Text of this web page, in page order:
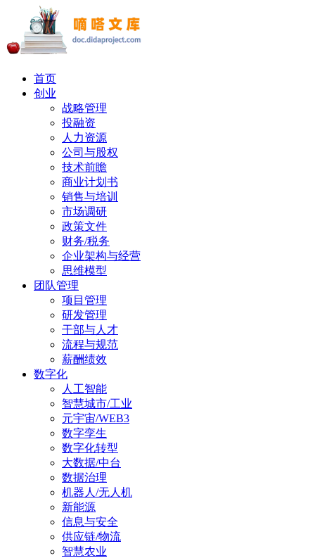
首页
创业
战略管理
投融资
人力资源
公司与股权
技术前瞻
商业计划书
销售与培训
市场调研
政策文件
财务/税务
企业架构与经营
思维模型
团队管理
项目管理
研发管理
干部与人才
流程与规范
薪酬绩效
数字化
人工智能
智慧城市/工业
元宇宙/WEB3
数字孪生
数字化转型
大数据/中台
数据治理
机器人/无人机
新能源
信息与安全
供应链/物流
智慧农业